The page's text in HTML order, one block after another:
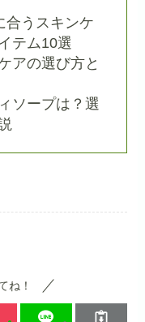
合うスキンケ
テム10選
アの選び方と
ソープは？選
ね！